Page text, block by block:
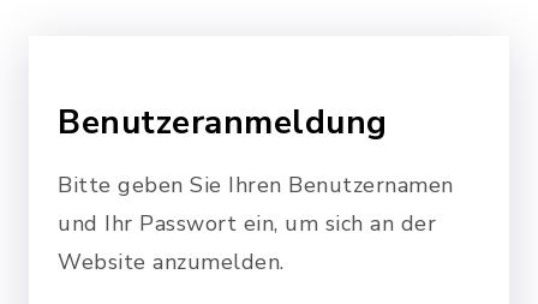
Benutzeranmeldung
Bitte geben Sie Ihren Benutzernamen
und Ihr Passwort ein, um sich an der
Website anzumelden.